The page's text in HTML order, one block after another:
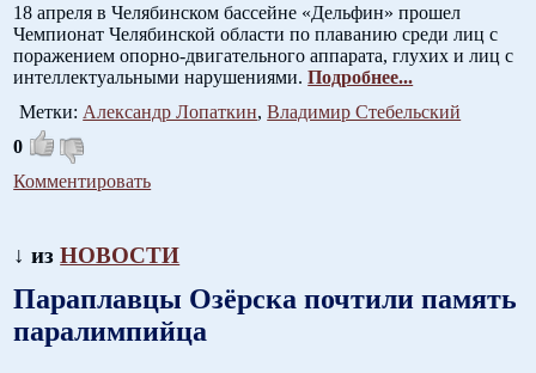
18 апреля в Челябинском бассейне «Дельфин» прошел
Чемпионат Челябинской области по плаванию среди лиц с
поражением опорно-двигательного аппарата, глухих и лиц с
интеллектуальными нарушениями.Подробнее...
Метки: Александр Лопаткин, Владимир Стебельский
0
Комментировать
↓ изНОВОСТИ
Параплавцы Озёрска почтили память
паралимпийца